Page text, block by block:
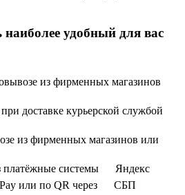
удобный для вас
из фирменных магазинов
доставке курьерской службой
из фирменных магазинов или
платёжные системы
Яндекс
или по QR через
СБП